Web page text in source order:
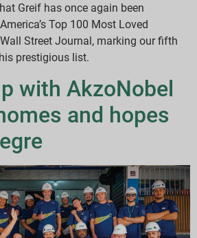
Greif has once again been
Top 100 Most Loved
Street Journal, marking our fifth
prestigious list.
with AkzoNobel
and hopes